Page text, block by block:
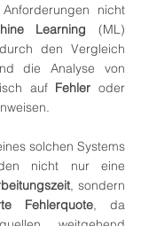
nicht
Learning (ML)
den Vergleich
die Analyse von
auf Fehler
solchen Systems
, sondern
Fehlerquote, da